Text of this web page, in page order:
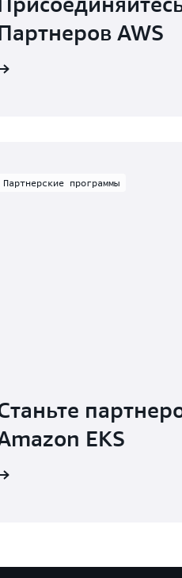
AWS
Партнерские программы
EKS